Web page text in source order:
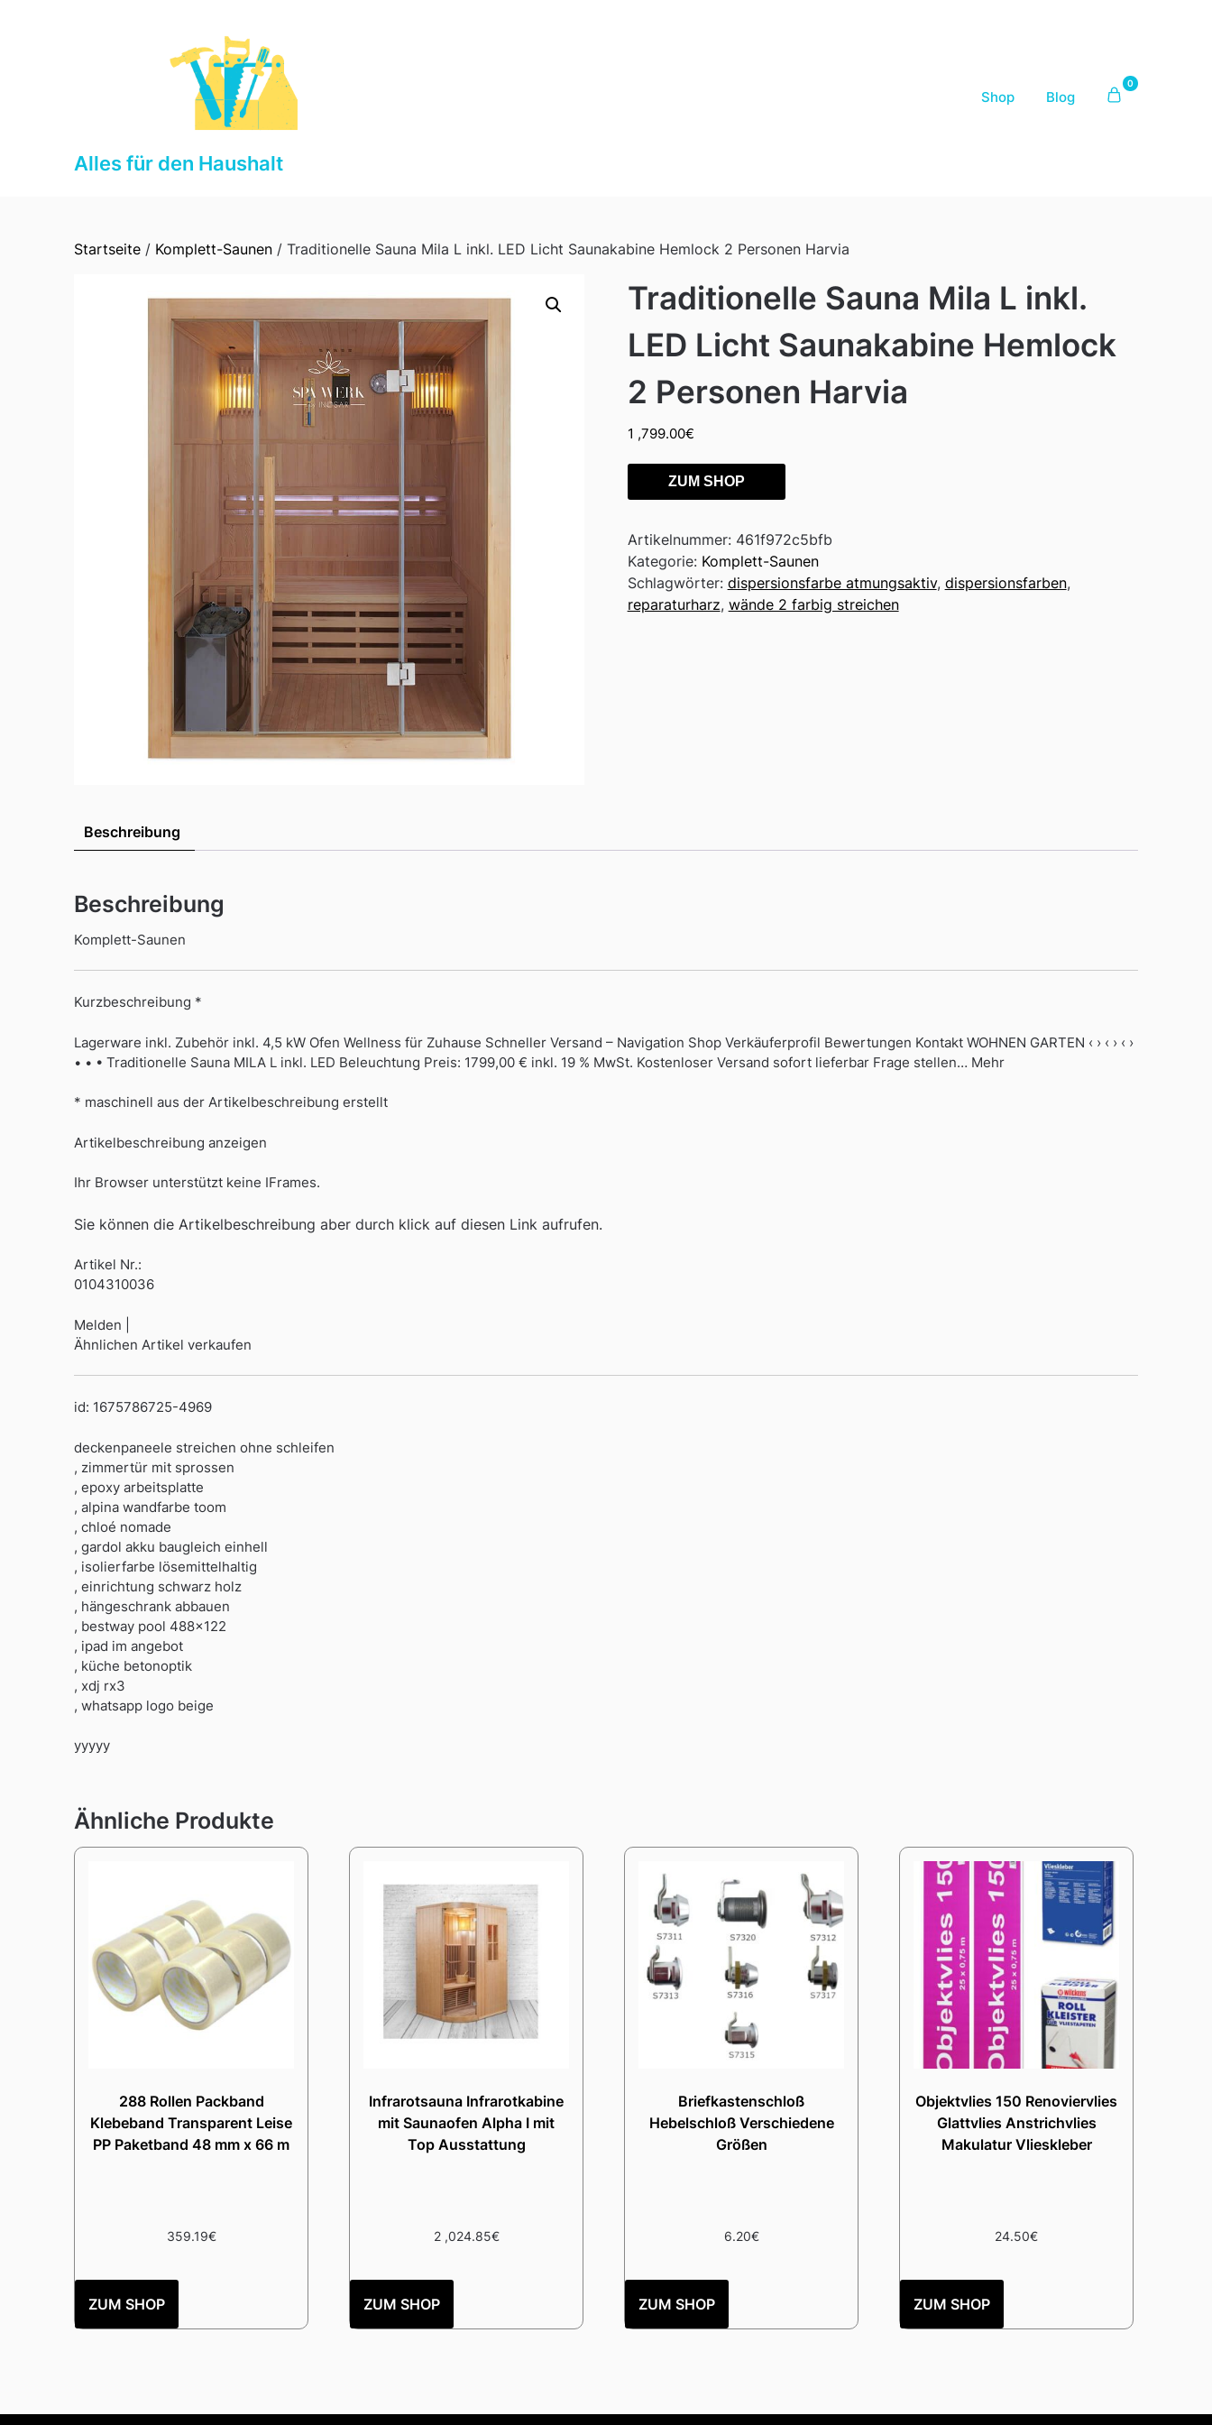
Alles für den Haushalt
Shop Blog
0
Startseite / Komplett-Saunen / Traditionelle Sauna Mila L inkl. LED Licht Saunakabine Hemlock 2 Personen Harvia
Traditionelle Sauna Mila L inkl.
LED Licht Saunakabine Hemlock
2 Personen Harvia
1 ,799.00€
ZUM SHOP
Artikelnummer: 461f972c5bfb
Kategorie: Komplett-Saunen
Schlagwörter: dispersionsfarbe atmungsaktiv, dispersionsfarben,
reparaturharz, wände 2 farbig streichen
Beschreibung
Beschreibung
Komplett-Saunen
Kurzbeschreibung *
Lagerware inkl. Zubehör inkl. 4,5 kW Ofen Wellness für Zuhause Schneller Versand – Navigation Shop Verkäuferprofil Bewertungen Kontakt WOHNEN GARTEN ‹ › ‹ › ‹ ›
• • • Traditionelle Sauna MILA L inkl. LED Beleuchtung Preis: 1799,00 € inkl. 19 % MwSt. Kostenloser Versand sofort lieferbar Frage stellen… Mehr
* maschinell aus der Artikelbeschreibung erstellt
Artikelbeschreibung anzeigen
Ihr Browser unterstützt keine IFrames.
Sie können die Artikelbeschreibung aber durch klick auf diesen Link aufrufen.
Artikel Nr.:
0104310036
Melden |
Ähnlichen Artikel verkaufen
id: 1675786725-4969
deckenpaneele streichen ohne schleifen
, zimmertür mit sprossen
, epoxy arbeitsplatte
, alpina wandfarbe toom
, chloé nomade
, gardol akku baugleich einhell
, isolierfarbe lösemittelhaltig
, einrichtung schwarz holz
, hängeschrank abbauen
, bestway pool 488×122
, ipad im angebot
, küche betonoptik
, xdj rx3
, whatsapp logo beige
yyyyy
Ähnliche Produkte
288 Rollen Packband
Klebeband Transparent Leise
PP Paketband 48 mm x 66 m
359.19€
ZUM SHOP
Infrarotsauna Infrarotkabine
mit Saunaofen Alpha I mit
Top Ausstattung
2 ,024.85€
ZUM SHOP
Briefkastenschloß
Hebelschloß Verschiedene
Größen
6.20€
ZUM SHOP
Objektvlies 150 Renoviervlies
Glattvlies Anstrichvlies
Makulatur Vlieskleber
24.50€
ZUM SHOP